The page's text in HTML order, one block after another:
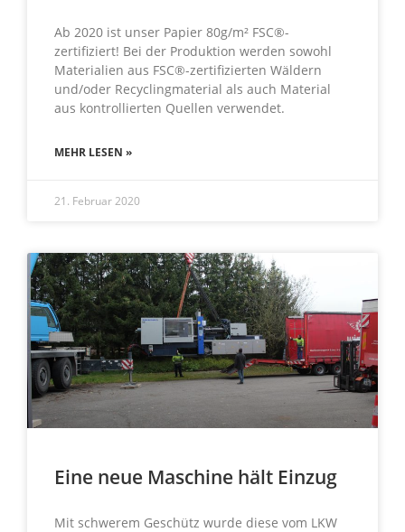
Ab 2020 ist unser Papier 80g/m² FSC®-
zertifiziert! Bei der Produktion werden sowohl
Materialien aus FSC®-zertifizierten Wäldern
und/oder Recyclingmaterial als auch Material
aus kontrollierten Quellen verwendet.
MEHR LESEN »
21. Februar 2020
Eine neue Maschine hält Einzug
Mit schwerem Geschütz wurde diese vom LKW